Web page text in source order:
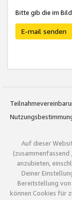
Bitte gib die im
E-mail senden
Auf dieser
(zusammenfassend
anzubieten,
Deiner
Bereitstellung von
können Cookies für